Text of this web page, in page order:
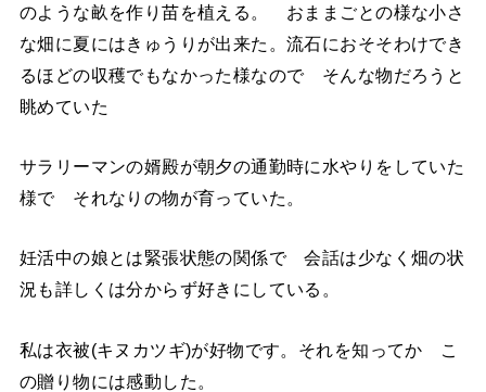
のような畝を作り苗を植える。 おままごとの様な小さ
な畑に夏にはきゅうりが出来た。流石におそそわけでき
るほどの収穫でもなかった様なので そんな物だろうと
眺めていた
サラリーマンの婿殿が朝夕の通勤時に水やりをしていた
様で それなりの物が育っていた。
妊活中の娘とは緊張状態の関係で 会話は少なく畑の状
況も詳しくは分からず好きにしている。
私は衣被(キヌカツギ)が好物です。それを知ってか こ
の贈り物には感動した。